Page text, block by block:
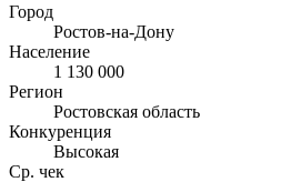
Город
Ростов-на-Дону
Население
1 130 000
Регион
Ростовская область
Конкуренция
Высокая
Ср. чек